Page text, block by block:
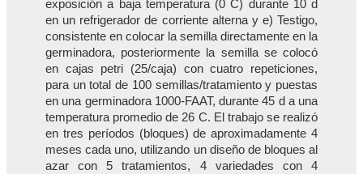
exposición a baja temperatura (0 C) durante 10 d
en un refrigerador de corriente alterna y e) Testigo,
consistente en colocar la semilla directamente en la
germinadora, posteriormente la semilla se colocó
en cajas petri (25/caja) con cuatro repeticiones,
para un total de 100 semillas/tratamiento y puestas
en una germinadora 1000-FAAT, durante 45 d a una
temperatura promedio de 26 C. El trabajo se realizó
en tres períodos (bloques) de aproximadamente 4
meses cada uno, utilizando un diseño de bloques al
azar con 5 tratamientos, 4 variedades con 4